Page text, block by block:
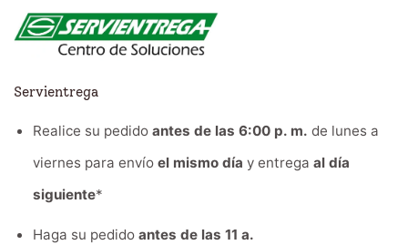
Servientrega
Realice su pedido antes de las 6:00 p. m. de lunes a
viernes para envío el mismo día y entrega al día
siguiente*
Haga su pedido antes de las 11 a.